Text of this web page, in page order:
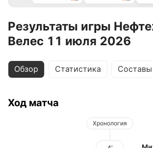
Результаты игры
Велес 11 июля 2026
Обзор Статистика Составы
Ход матча
Хронология